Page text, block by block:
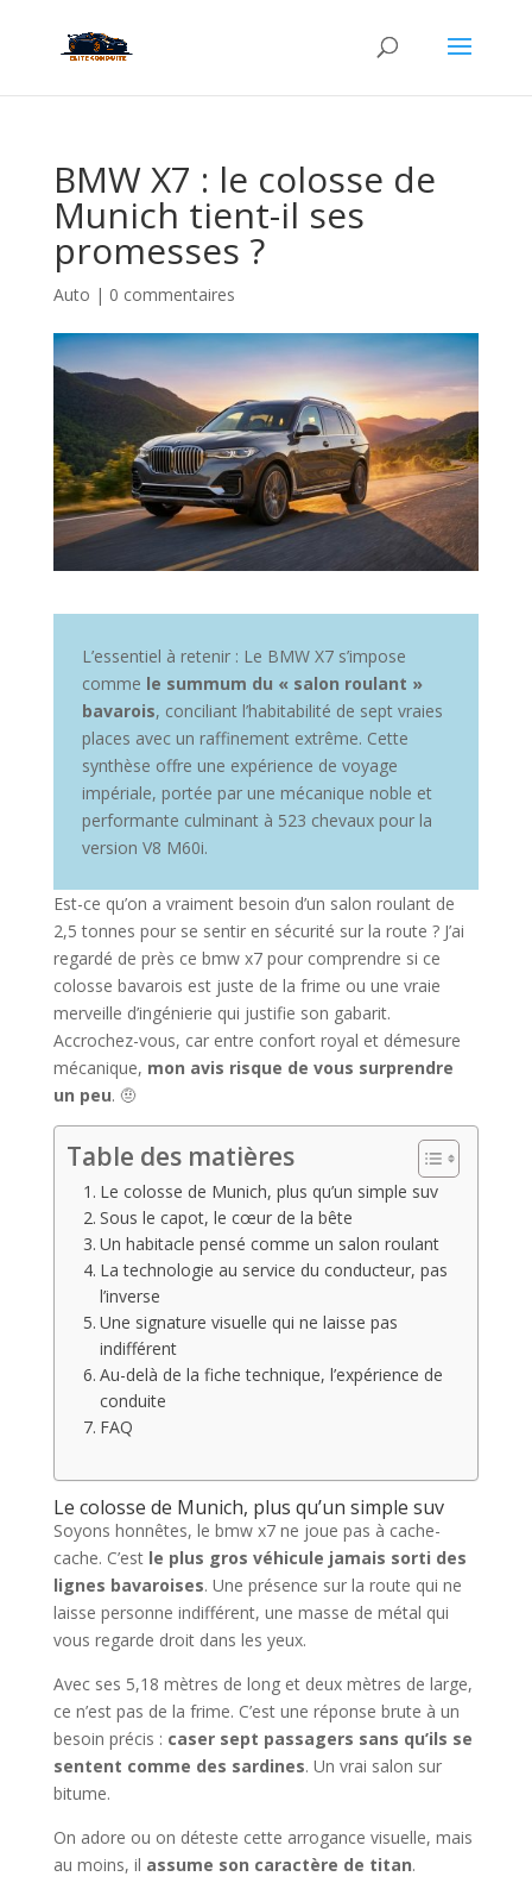
BMW X7 : le colosse de
Munich tient-il ses
promesses ?
Auto | 0 commentaires
L’essentiel à retenir : Le BMW X7 s’impose
comme le summum du « salon roulant »
bavarois, conciliant l’habitabilité de sept vraies
places avec un raffinement extrême. Cette
synthèse offre une expérience de voyage
impériale, portée par une mécanique noble et
performante culminant à 523 chevaux pour la
version V8 M60i.
Est-ce qu’on a vraiment besoin d’un salon roulant de
2,5 tonnes pour se sentir en sécurité sur la route ? J’ai
regardé de près ce bmw x7 pour comprendre si ce
colosse bavarois est juste de la frime ou une vraie
merveille d’ingénierie qui justifie son gabarit.
Accrochez-vous, car entre confort royal et démesure
mécanique, mon avis risque de vous surprendre
un peu. 🤨
Table des matières
Le colosse de Munich, plus qu’un simple suv
Sous le capot, le cœur de la bête
Un habitacle pensé comme un salon roulant
La technologie au service du conducteur, pas
l’inverse
Une signature visuelle qui ne laisse pas
indifférent
Au-delà de la fiche technique, l’expérience de
conduite
FAQ
Le colosse de Munich, plus qu’un simple suv
Soyons honnêtes, le bmw x7 ne joue pas à cache-
cache. C’est le plus gros véhicule jamais sorti des
lignes bavaroises. Une présence sur la route qui ne
laisse personne indifférent, une masse de métal qui
vous regarde droit dans les yeux.
Avec ses 5,18 mètres de long et deux mètres de large,
ce n’est pas de la frime. C’est une réponse brute à un
besoin précis : caser sept passagers sans qu’ils se
sentent comme des sardines. Un vrai salon sur
bitume.
On adore ou on déteste cette arrogance visuelle, mais
au moins, il assume son caractère de titan.